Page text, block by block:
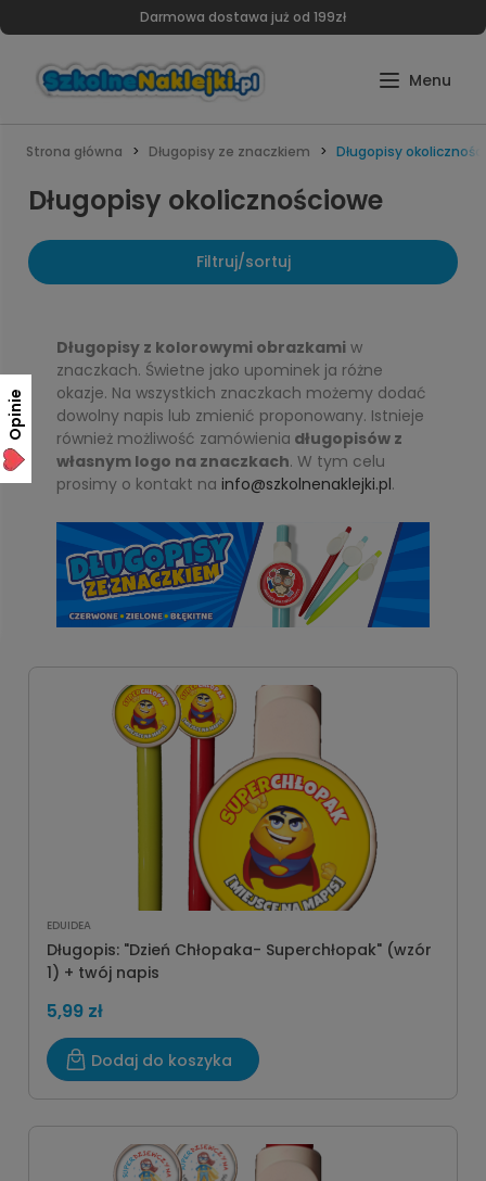
Darmowa dostawa już od 199zł
Strona główna Długopisy ze znaczkiem Długopisy
Długopisy okolicznościowe
Filtruj/sortuj
Długopisy z kolorowymi obrazkami w
znaczkach. Świetne jako upominek ja różne
okazje. Na wszystkich znaczkach możemy dodać
dowolny napis lub zmienić proponowany. Istnieje
również możliwość zamówienia długopisów z
własnym logo na znaczkach. W tym celu
prosimy o kontakt na info@szkolnenaklejki.pl.
EDUIDEA
Długopis: "Dzień Chłopaka- Superchłopak" (wzór
1) + twój napis
5,99 zł
Dodaj do koszyka
Opinie